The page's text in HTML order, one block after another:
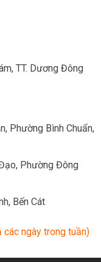
TT. Dương Đông
Phường Bình Chuẩn,
Phường Đông
Bến Cát
ngày trong tuần)